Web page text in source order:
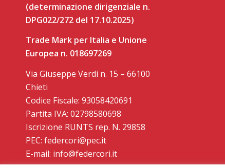
(determinazione dirigenziale n.
DPG022/272 del 17.10.2025)
Trade Mark per Italia e Unione
Europea n. 018697269
Via Giuseppe Verdi n. 15 – 66100
Chieti
Codice Fiscale: 93058420691
Partita IVA: 02798580698
Iscrizione RUNTS rep. N. 29858
PEC: federcori@pec.it
E-mail: info@federcori.it